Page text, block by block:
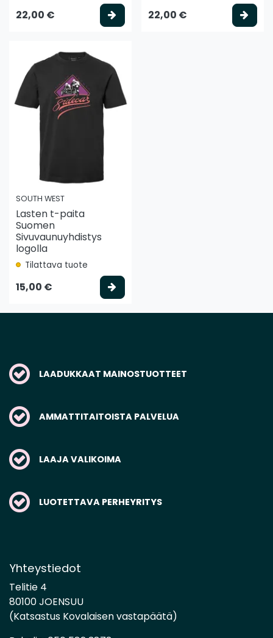
22,00 € Valitse vaihtoehto
22,00 €
SOUTH WEST
Lasten t-paita
Suomen
Sivuvaunuyhdistys
logolla
Tilattava tuote
15,00 €
LAADUKKAAT MAINOSTUOTTEET
AMMATTITAITOISTA PALVELUA
LAAJA VALIKOIMA
LUOTETTAVA PERHEYRITYS
Yhteystiedot
Telitie 4
80100 JOENSUU
(Katsastus Kovalaisen vastapäätä)